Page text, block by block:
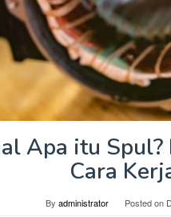
Apa itu
Cara
By administrator Posted on